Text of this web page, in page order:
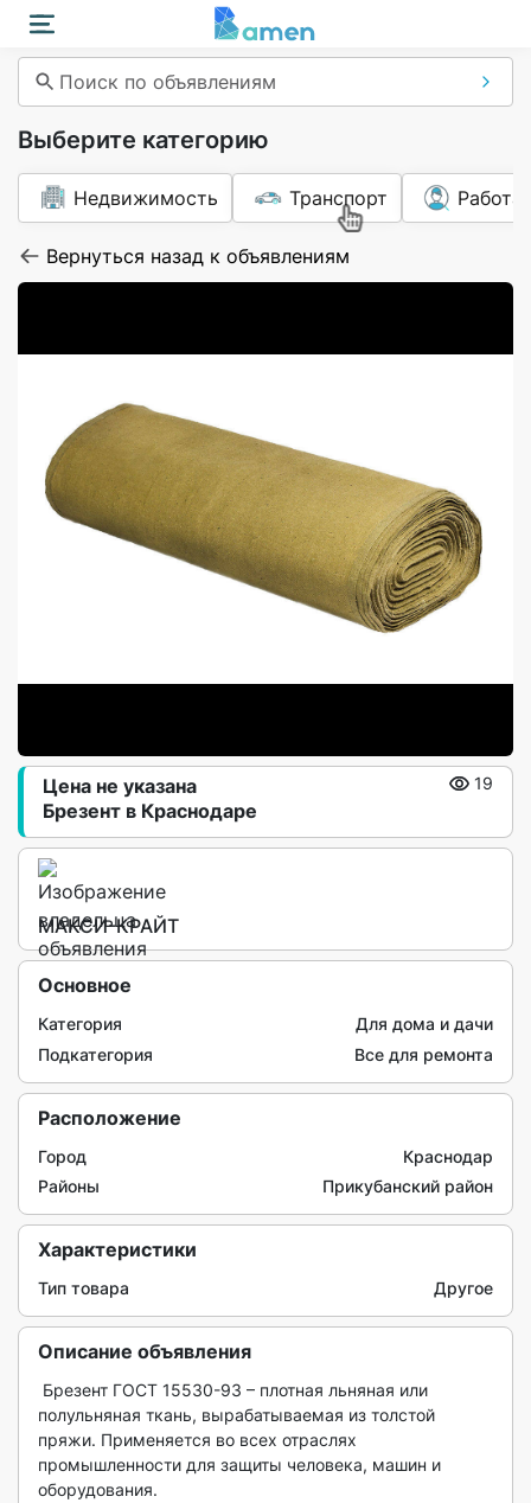
Поиск по объявлениям
Выберите категорию
Недвижимость Транспорт Работа
Вернуться назад к объявлениям
Брезент в Краснодаре
Цена не указана 19
МАКСИ-КРАЙТ
Основное
Категория
Для дома и дачи
Подкатегория
Все для ремонта
Расположение
Город
Краснодар
Районы
Прикубанский район
Характеристики
Тип товара Другое
Описание объявления
полульняная ткань, вырабатываемая из толстой
пряжи. Применяется во всех отраслях
промышленности для защиты человека, машин и
оборудования.